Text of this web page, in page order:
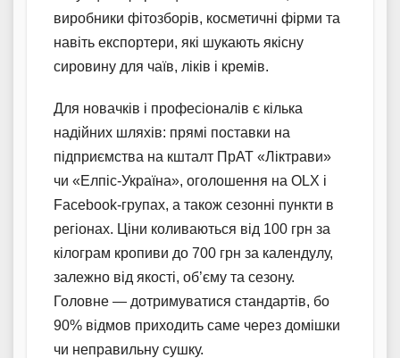
виробники фітозборів, косметичні фірми та
навіть експортери, які шукають якісну
сировину для чаїв, ліків і кремів.
Для новачків і професіоналів є кілька
надійних шляхів: прямі поставки на
підприємства на кшталт ПрАТ «Ліктрави»
чи «Елпіс-Україна», оголошення на OLX і
Facebook-групах, а також сезонні пункти в
регіонах. Ціни коливаються від 100 грн за
кілограм кропиви до 700 грн за календулу,
залежно від якості, об’єму та сезону.
Головне — дотримуватися стандартів, бо
90% відмов приходить саме через домішки
чи неправильну сушку.